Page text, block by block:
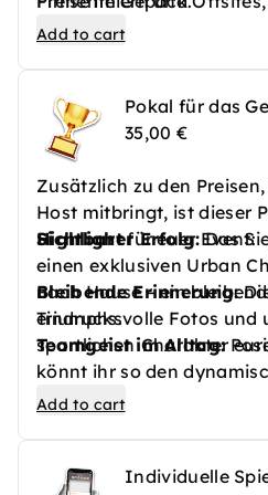
voll auf das Team
Atmosphäre.
Add to cart
Pokal für das
35,00 €
Zusätzlich zu den
Host mitbringt, ist dieser
Highlightfür euer Event:
Sichtbarer Erfolg:Das
einen exklusiven Urban
nach Hause – ein
Triumphs.
Bleibende Erinnerung:
eindrucksvolle Fotos und
sportlichen Charakter
Teamgeist im Alltag:
könnt ihr so den
Events in den Büroalltag
Add to cart
Individuelle